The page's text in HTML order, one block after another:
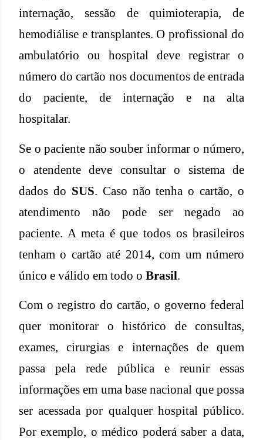
internação, sessão de quimioterapia, de
hemodiálise e transplantes. O profissional do
ambulatório ou hospital deve registrar o
número do cartão nos documentos de entrada
do paciente, de internação e na alta
hospitalar.
Se o paciente não souber informar o número,
o atendente deve consultar o sistema de
dados do SUS. Caso não tenha o cartão, o
atendimento não pode ser negado ao
paciente. A meta é que todos os brasileiros
tenham o cartão até 2014, com um número
único e válido em todo o Brasil.
Com o registro do cartão, o governo federal
quer monitorar o histórico de consultas,
exames, cirurgias e internações de quem
passa pela rede pública e reunir essas
informações em uma base nacional que possa
ser acessada por qualquer hospital público.
Por exemplo, o médico poderá saber a data,